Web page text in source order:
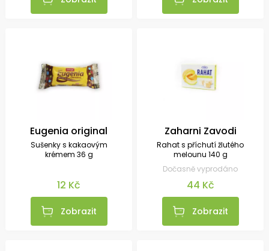
Eugenia original
Sušenky s kakaovým
krémem 36 g
12 Kč
Zobrazit
Zaharni Zavodi
Rahat s příchutí žlutého
melounu 140 g
Dočasně vyprodáno
44 Kč
Zobrazit